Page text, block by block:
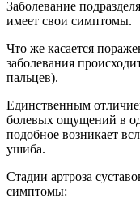
Заболевание
имеет свои симптомы.
Что же касается
заболевания
пальцев).
Единственным
болевых ощущений в
подобное возникает
ушиба.
Стадии артроза
симптомы: